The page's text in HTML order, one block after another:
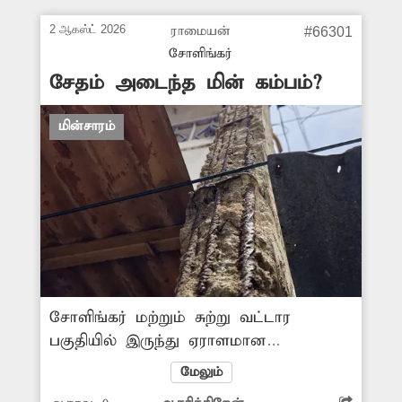
இங்குள்ள சாலையோரம்
தெருவிளக்குகள் ஏற்படுத்தி
தரவேண்டுகிறேன்.
2 ஆகஸ்ட் 2026
ராமையன்
சோளிங்கர்
#66301
சேதம் அடைந்த மின் கம்பம்?
மின்சாரம்
சோளிங்கர் மற்றும் சுற்று வட்டார
பகுதியில் இருந்து ஏராளமான
பொதுமக்கள் மளிகைப் பொருட்கள்,
காய்கறிகள், தங்க நகைகள், துணிகள்
மேலும்